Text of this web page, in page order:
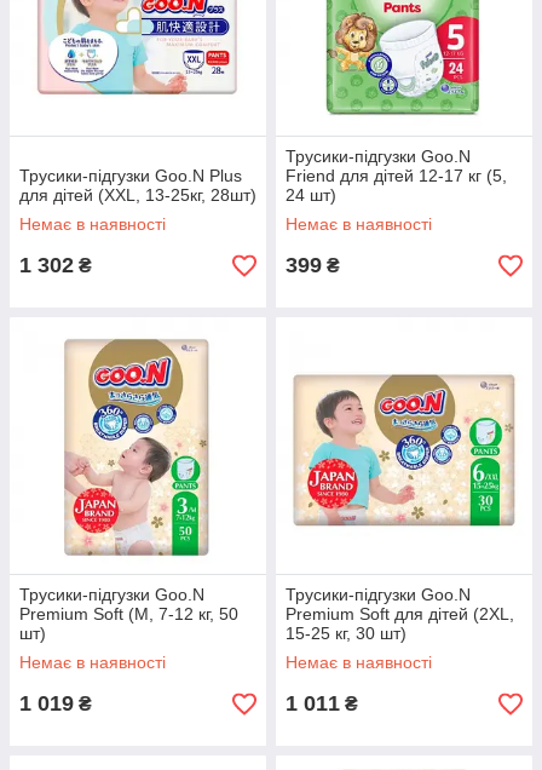
Трусики-підгузки Goo.N Plus
для дітей (XXL, 13-25кг, 28шт)
Немає в наявності
1 302 ₴
Трусики-підгузки Goo.N
Friend для дітей 12-17 кг (5,
24 шт)
Немає в наявності
399 ₴
Трусики-підгузки Goo.N
Premium Soft (M, 7-12 кг, 50
шт)
Немає в наявності
1 019 ₴
Трусики-підгузки Goo.N
Premium Soft для дітей (2XL,
15-25 кг, 30 шт)
Немає в наявності
1 011 ₴